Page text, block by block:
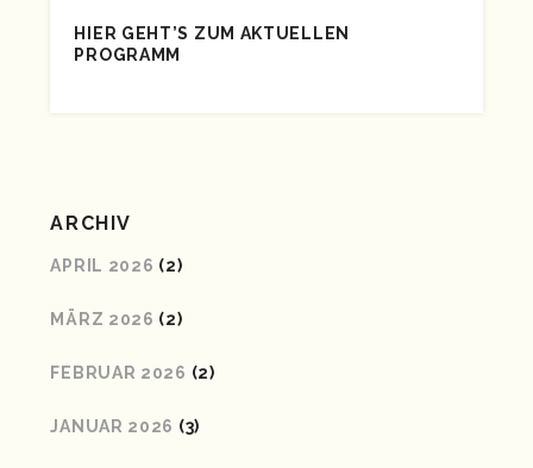
HIER GEHT’S ZUM AKTUELLEN
PROGRAMM
ARCHIV
APRIL 2026 (2)
MÄRZ 2026 (2)
FEBRUAR 2026 (2)
JANUAR 2026 (3)